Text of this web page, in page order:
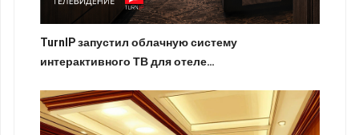
TurnIP запустил облачную систему
интерактивного ТВ для отеле…